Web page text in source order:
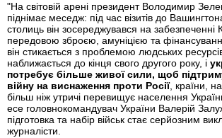
"На світовій арені президент Володимир
піднімає меседж: під час візитів до
столиць він зосереджувався на забезпеченні
передовою зброєю, амуніцією та
він стикається з проблемою людських
наближається до кінця свого другого року, і
потребує більше живої сили, щоб
війну на виснаження проти Росії, країни,
більш ніж утричі перевищує населення
есе головнокомандувач України Валерій
підготовка та набір військ стає серйозним
журналісти.